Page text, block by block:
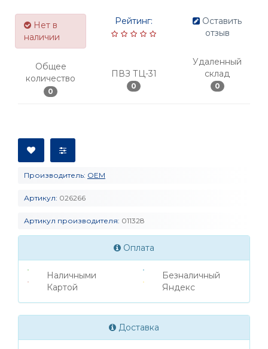
Нет в
наличии
Общее
количество
0
Рейтинг:
ПВЗ ТЦ-31
0
Оставить
отзыв
Удаленный
склад
0
Производитель: OEM
Артикул: 026266
Артикул производителя: 011328
Оплата
Наличными
Картой
Безналичный
Яндекс
Доставка